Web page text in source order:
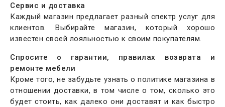
Сервис и доставка
Каждый магазин предлагает разный спектр услуг для
клиентов. Выбирайте магазин, который хорошо
известен своей лояльностью к своим покупателям.
Спросите о гарантии, правилах возврата и
ремонте мебели
Кроме того, не забудьте узнать о политике магазина в
отношении доставки, в том числе о том, сколько это
будет стоить, как далеко они доставят и как быстро